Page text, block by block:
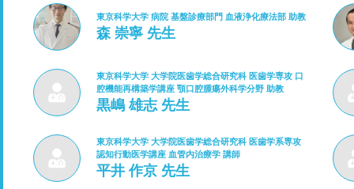
東京科学大学 病院 基盤診療部門 血液浄化療法部 助教
森 崇寧 先生
東京科学大学 大学院医歯学総合研究科 医歯学専攻 口
腔機能再構築学講座 顎口腔腫瘍外科学分野 助教
黒嶋 雄志 先生
東京科学大学 大学院医歯学総合研究科 医歯学系専攻
認知行動医学講座 血管内治療学 講師
平井 作京 先生